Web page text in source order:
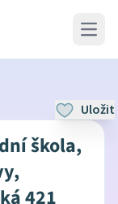
Open
Uložit
škola,
421